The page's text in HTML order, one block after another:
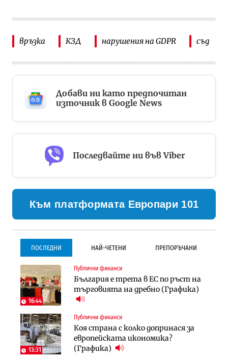
връзка КЗД нарушения на GDPR съд
Добави ни като предпочитан
източник в Google News
Последвайте ни във Viber
Към платформата Европари 101
ПОСЛЕДНИ НАЙ-ЧЕТЕНИ ПРЕПОРЪЧАНИ
16:44
Публични финанси
България е трета в ЕС по ръст на
търговията на дребно (Графика)
13:31
Публични финанси
Коя страна с колко допринася за
европейската икономика?
(Графика)
Градоустройство
Столична община избра
изпълнител за преместването на
трамвайното трасе по бул.
Инфраструктура
Проектирането на тунела под
Петрохан ще върви паралелно с
Инфраструктура
Проектирането на тунела под
Петрохан ще върви паралелно с
екологичните оценки
Компании
„Хювефарма“ подписа договор за
придобиване на Euroapi Italy